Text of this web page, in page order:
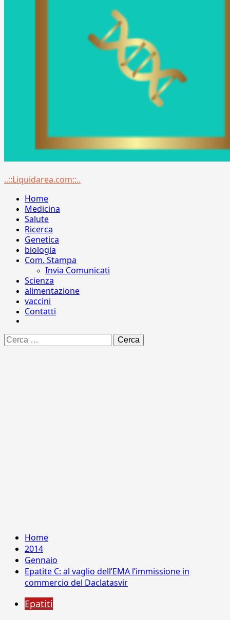
Menu
..::Liquidarea.com::..
Home
Medicina
Salute
Ricerca
Genetica
biologia
Com. Stampa
Invia Comunicati
Scienza
alimentazione
vaccini
Contatti
Ricerca
per:
Home
2014
Gennaio
Epatite C: al vaglio dell’EMA l’immissione in
commercio del Daclatasvir
Epatiti